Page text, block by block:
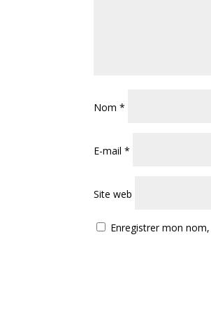
Nom*
E-mail*
Site web
Enregistrer mon